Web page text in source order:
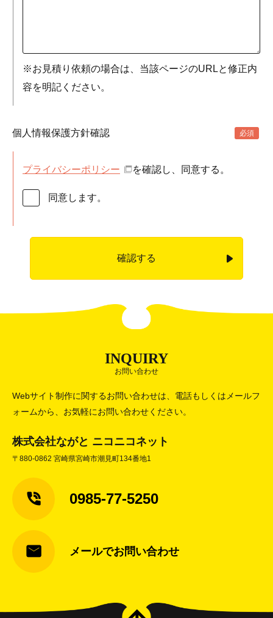
※お見積り依頼の場合は、当該ページのURLと修正内
容を明記ください。
個人情報保護方針確認
プライバシーポリシー を確認し、同意する。
同意します。
INQUIRY
お問い合わせ
Webサイト制作に関するお問い合わせは、電話もしくはメールフ
ォームから、お気軽にお問い合わせください。
株式会社ながと ニコニコネット
〒880-0862 宮崎県宮崎市潮見町134番地1
0985-77-5250
メールでお問い合わせ